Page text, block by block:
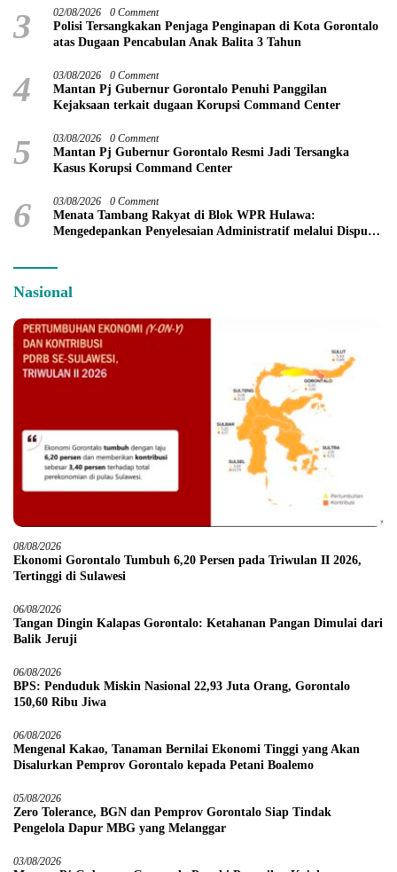
3 02/08/2026 0 Comment
Polisi Tersangkakan Penjaga Penginapan di Kota Gorontalo
atas Dugaan Pencabulan Anak Balita 3 Tahun
4 03/08/2026 0 Comment
Mantan Pj Gubernur Gorontalo Penuhi Panggilan
Kejaksaan terkait dugaan Korupsi Command Center
5 03/08/2026 0 Comment
Mantan Pj Gubernur Gorontalo Resmi Jadi Tersangka
Kasus Korupsi Command Center
6 03/08/2026 0 Comment
Menata Tambang Rakyat di Blok WPR Hulawa:
Mengedepankan Penyelesaian Administratif melalui Dispute
Nasional
08/08/2026
Ekonomi Gorontalo Tumbuh 6,20 Persen pada Triwulan II 2026,
Tertinggi di Sulawesi
06/08/2026
Tangan Dingin Kalapas Gorontalo: Ketahanan Pangan Dimulai dari
Balik Jeruji
06/08/2026
BPS: Penduduk Miskin Nasional 22,93 Juta Orang, Gorontalo
150,60 Ribu Jiwa
06/08/2026
Mengenal Kakao, Tanaman Bernilai Ekonomi Tinggi yang Akan
Disalurkan Pemprov Gorontalo kepada Petani Boalemo
05/08/2026
Zero Tolerance, BGN dan Pemprov Gorontalo Siap Tindak
Pengelola Dapur MBG yang Melanggar
03/08/2026